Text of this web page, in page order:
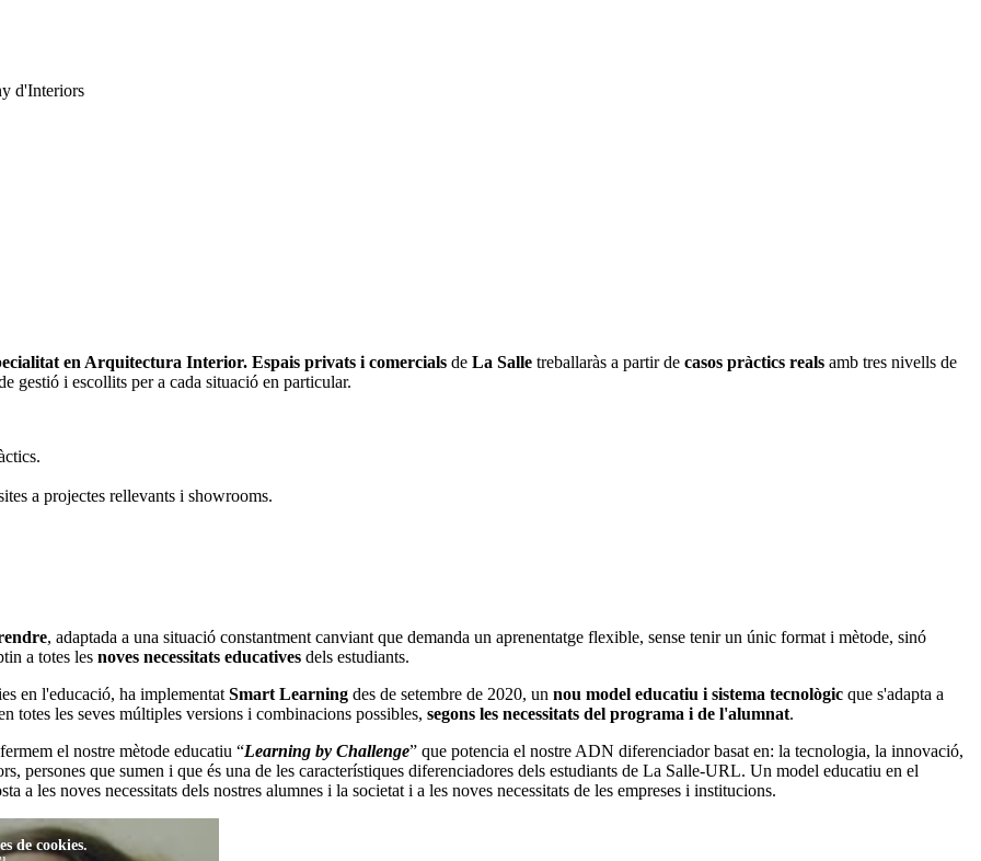
d'Interiors
en Arquitectura Interior. Espais privats i comercials de La Salle treballaràs a partir de casos pràctics reals amb tres nivells de
gestió i escollits per a cada situació en particular.
a projectes rellevants i showrooms.
, adaptada a una situació constantment canviant que demanda un aprenentatge flexible, sense tenir un únic format i mètode, sinó
a totes les noves necessitats educatives dels estudiants.
en l'educació, ha implementat Smart Learning des de setembre de 2020, un nou model educatiu i sistema tecnològic que s'adapta a
totes les seves múltiples versions i combinacions possibles, segons les necessitats del programa i de l'alumnat.
el nostre mètode educatiu “Learning by Challenge” que potencia el nostre ADN diferenciador basat en: la tecnologia, la innovació,
persones que sumen i que és una de les característiques diferenciadores dels estudiants de La Salle-URL. Un model educatiu en el
a les noves necessitats dels nostres alumnes i la societat i a les noves necessitats de les empreses i institucions.
de cookies.